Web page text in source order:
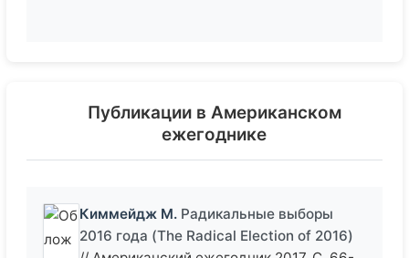
Публикации в Американском
ежегоднике
Киммейдж М. Радикальные выборы
2016 года (The Radical Election of 2016)